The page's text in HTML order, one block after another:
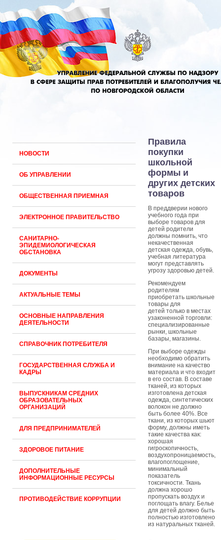
НОВОСТИ
ОБ УПРАВЛЕНИИ
ОБЩЕСТВЕННАЯ ПРИЕМНАЯ
ЭЛЕКТРОННОЕ ПРАВИТЕЛЬСТВО
САНИТАРНО-
ЭПИДЕМИОЛОГИЧЕСКАЯ
ОБСТАНОВКА
ДОКУМЕНТЫ
АКТУАЛЬНЫЕ ТЕМЫ
ОСНОВНЫЕ НАПРАВЛЕНИЯ
ДЕЯТЕЛЬНОСТИ
СПРАВОЧНИК ПОТРЕБИТЕЛЯ
ГОСУДАРСТВЕННАЯ СЛУЖБА И
КАДРЫ
ВЫПУСКНИКАМ СРЕДНИХ
ОБРАЗОВАТЕЛЬНЫХ
ОРГАНИЗАЦИЙ
ДЛЯ ПРЕДПРИНИМАТЕЛЕЙ
ЗДОРОВОЕ ПИТАНИЕ
ДОПОЛНИТЕЛЬНЫЕ
ИНФОРМАЦИОННЫЕ РЕСУРСЫ
ПРОТИВОДЕЙСТВИЕ КОРРУПЦИИ
Правила
покупки
школьной
формы и
других детских
товаров
В преддверии нового
учебного года при
выборе товаров для
детей родители
должны помнить, что
некачественная
детская одежда, обувь,
учебная литература
могут представлять
угрозу здоровью детей.
Рекомендуем
родителям
приобретать школьные
товары для
детей только в местах
узаконенной торговли:
специализированные
рынки, школьные
базары, магазины.
При выборе одежды
необходимо обратить
внимание на качество
материала и что входит
в его состав. В составе
тканей, из которых
изготовлена детская
одежда, синтетических
волокон не должно
быть более 40%. Все
ткани, из которых шьют
форму, должны иметь
такие качества как:
хорошая
гигроскопичность,
воздухопроницаемость,
влагопоглощение,
минимальный
показатель
токсичности. Ткань
должна хорошо
пропускать воздух и
поглощать влагу. Белье
для детей должно быть
полностью изготовлено
из натуральных тканей.